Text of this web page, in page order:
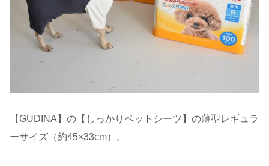
【GUDINA】の【しっかりペットシーツ】の薄型レギュラ
ーサイズ（約45×33cm）。